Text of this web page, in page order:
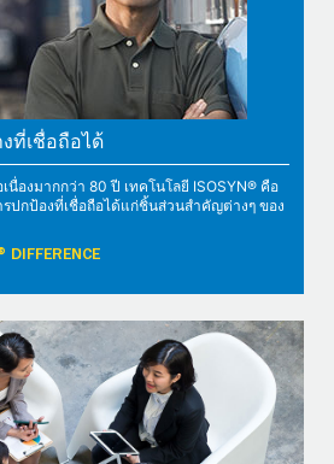
ที่เชื่อถือได้
นื่องมากกว่า 80 ปี เทคโนโลยี ISOSYN® คือ
รปกป้องที่เชื่อถือได้แก่ชิ้นส่วนสำคัญต่างๆ ของ